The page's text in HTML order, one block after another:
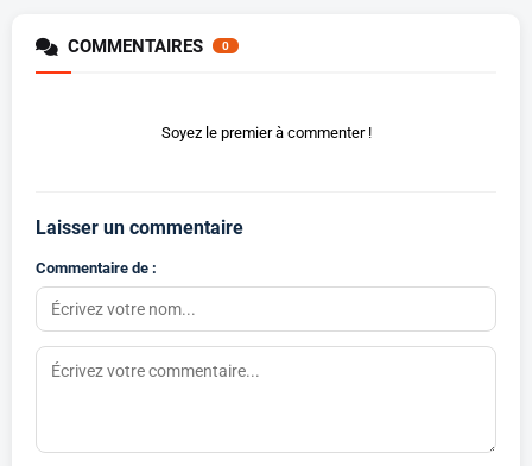
COMMENTAIRES 0
Soyez le premier à commenter !
Laisser un commentaire
Commentaire de :